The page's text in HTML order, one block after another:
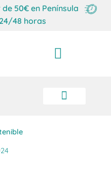
50€ en Península
48 horas
Carrito